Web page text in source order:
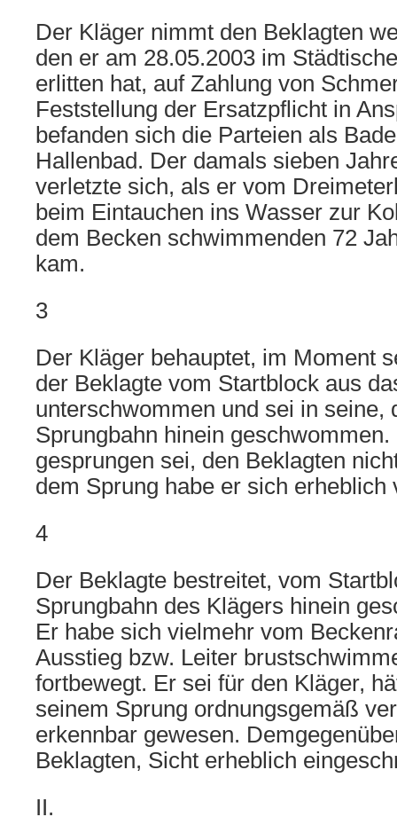
Der Kläger nimmt den Beklagten
den er am 28.05.2003 im
erlitten hat, auf Zahlung von
Feststellung der Ersatzpflicht in
befanden sich die Parteien als
Hallenbad. Der damals sieben
verletzte sich, als er vom
beim Eintauchen ins Wasser zur
dem Becken schwimmenden 72
kam.
3
Der Kläger behauptet, im Moment
der Beklagte vom Startblock aus
unterschwommen und sei in seine,
Sprungbahn hinein
gesprungen sei, den Beklagten
dem Sprung habe er sich erheblich
4
Der Beklagte bestreitet, vom
Sprungbahn des Klägers hinein
Er habe sich vielmehr vom
Ausstieg bzw. Leiter
fortbewegt. Er sei für den Kläger,
seinem Sprung ordnungsgemäß
erkennbar gewesen.
Beklagten, Sicht erheblich
II.